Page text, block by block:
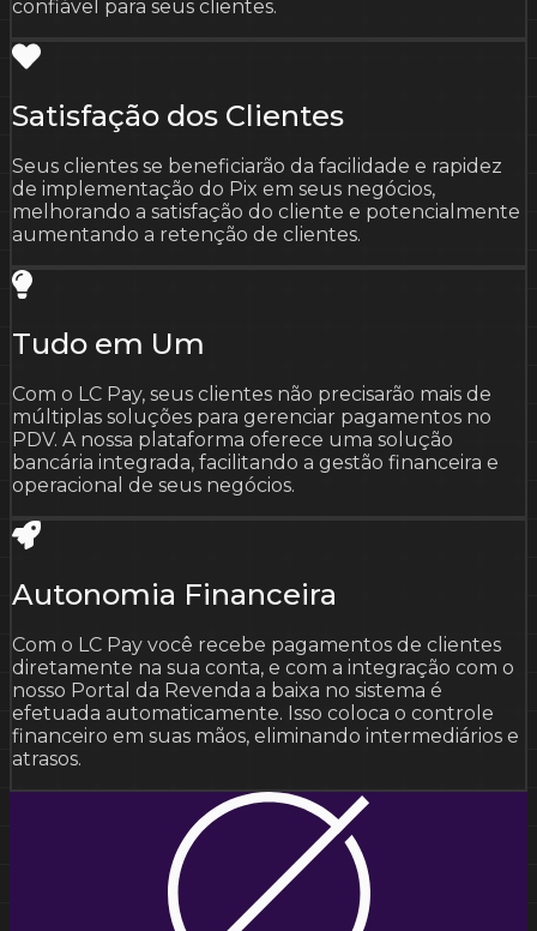
confiável para seus clientes.
Satisfação dos Clientes
Seus clientes se beneficiarão da facilidade e rapidez
de implementação do Pix em seus negócios,
melhorando a satisfação do cliente e potencialmente
aumentando a retenção de clientes.
Tudo em Um
Com o LC Pay, seus clientes não precisarão mais de
múltiplas soluções para gerenciar pagamentos no
PDV. A nossa plataforma oferece uma solução
bancária integrada, facilitando a gestão financeira e
operacional de seus negócios.
Autonomia Financeira
Com o LC Pay você recebe pagamentos de clientes
diretamente na sua conta, e com a integração com o
nosso Portal da Revenda a baixa no sistema é
efetuada automaticamente. Isso coloca o controle
financeiro em suas mãos, eliminando intermediários e
atrasos.